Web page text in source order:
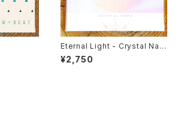
Eternal Light - Crystal Nad
a（CD）
¥2,750